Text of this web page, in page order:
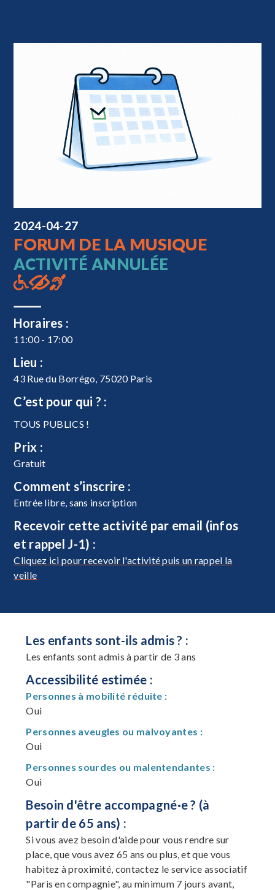
2024-04-27
FORUM DE LA MUSIQUE
ACTIVITÉ ANNULÉE
Horaires :
11:00 - 17:00
Lieu :
43 Rue du Borrégo, 75020 Paris
C’est pour qui ? :
TOUS PUBLICS !
Prix :
Gratuit
Comment s’inscrire :
Entrée libre, sans inscription
Recevoir cette activité par email (infos
et rappel J-1) :
Cliquez ici pour recevoir l'activité puis un rappel la
veille
Les enfants sont-ils admis ? :
Les enfants sont admis à partir de 3 ans
Accessibilité estimée :
Personnes à mobilité réduite :
Oui
Personnes aveugles ou malvoyantes :
Oui
Personnes sourdes ou malentendantes :
Oui
Besoin d'être accompagné·e ? (à
partir de 65 ans) :
Si vous avez besoin d'aide pour vous rendre sur
place, que vous avez 65 ans ou plus, et que vous
habitez à proximité, contactez le service associatif
"Paris en compagnie", au minimum 7 jours avant,